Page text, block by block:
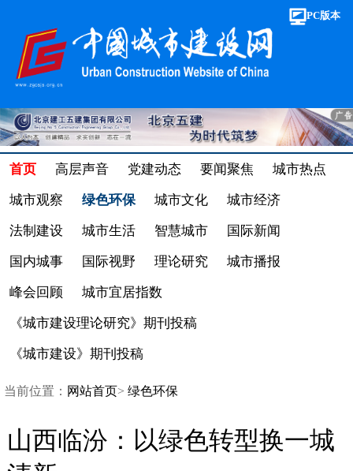
PC版本
首页 高层声音 党建动态 要闻聚焦 城市热点
城市观察 绿色环保 城市文化 城市经济
法制建设 城市生活 智慧城市 国际新闻
国内城事 国际视野 理论研究 城市播报
峰会回顾 城市宜居指数
《城市建设理论研究》期刊投稿
《城市建设》期刊投稿
当前位置： 网站首页> 绿色环保
山西临汾：以绿色转型换一城